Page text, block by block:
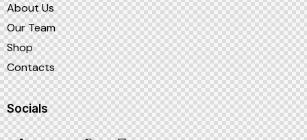
About Us
Our Team
Shop
Contacts
Socials